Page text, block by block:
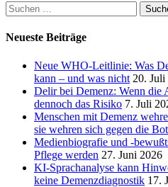
Suchen
nach:
Neueste Beiträge
Neue WHO-Leitlinie: Was
kann – und was nicht 20. Juli
Delir bei Demenz: Wenn die
dennoch das Risiko 7. Juli
Menschen mit Demenz
sie wehren sich gegen die
Medienbiografie und -
Pflege werden 27. Juni 2026
KI-Sprachanalyse kann
keine Demenzdiagnostik 17.